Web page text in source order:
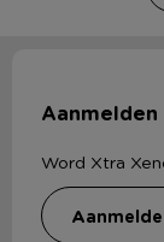
Word Xtra